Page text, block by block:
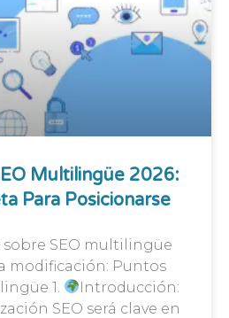
Multilingüe 2026:
Para Posicionarse
SEO multilingüe
modificación: Puntos
1.
Introducción:
SEO será clave en